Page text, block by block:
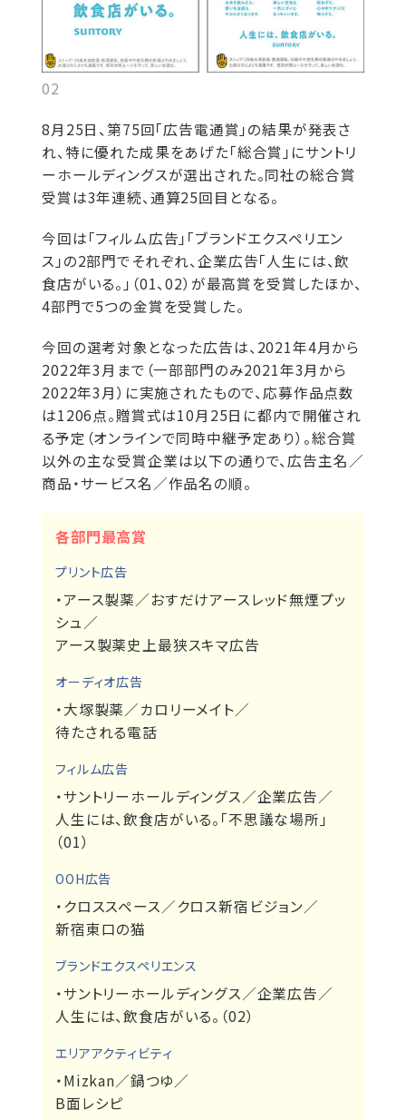
02
8月25日、第75回「広告電通賞」の結果が発表さ
れ、特に優れた成果をあげた「総合賞」にサントリ
ーホールディングスが選出された。同社の総合賞
受賞は3年連続、通算25回目となる。
今回は「フィルム広告」「ブランドエクスペリエン
ス」の2部門でそれぞれ、企業広告「人生には、飲
食店がいる。」（01、02）が最高賞を受賞したほか、
4部門で5つの金賞を受賞した。
今回の選考対象となった広告は、2021年4月から
2022年3月まで（一部部門のみ2021年3月から
2022年3月）に実施されたもので、応募作品点数
は1206点。贈賞式は10月25日に都内で開催され
る予定（オンラインで同時中継予定あり）。総合賞
以外の主な受賞企業は以下の通りで、広告主名／
商品・サービス名／作品名の順。
各部門最高賞
プリント広告
・アース製薬／おすだけアースレッド無煙プッ
シュ／
アース製薬史上最狭スキマ広告
オーディオ広告
・大塚製薬／カロリーメイト／
待たされる電話
フィルム広告
・サントリーホールディングス／企業広告／
人生には、飲食店がいる。｢不思議な場所｣
（01）
OOH広告
・クロススペース／クロス新宿ビジョン／
新宿東口の猫
ブランドエクスペリエンス
・サントリーホールディングス／企業広告／
人生には、飲食店がいる。（02）
エリアアクティビティ
・Mizkan／鍋つゆ／
B面レシピ